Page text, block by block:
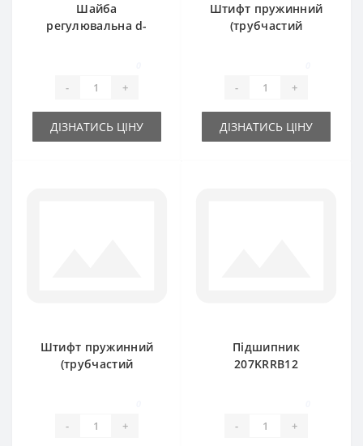
Шайба
регулювальна d-
- +
ДІЗНАТИСЬ ЦІНУ
Штифт пружинний
(трубчастий
- +
ДІЗНАТИСЬ ЦІНУ
Штифт пружинний
(трубчастий
- +
Підшипник
207KRRB12
Claas
- +